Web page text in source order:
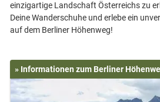
einzigartige Landschaft Österreichs zu
Deine Wanderschuhe und erlebe ein
» Informationen zum Berliner